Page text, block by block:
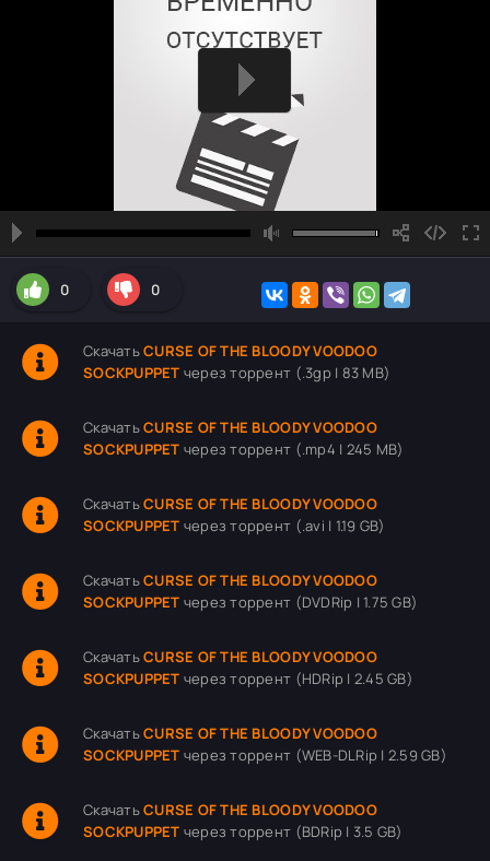
0 0
СкачатьCURSE OF THE BLOODY VOODOO
SOCKPUPPET через торрент (.3gp | 83 MB)
СкачатьCURSE OF THE BLOODY VOODOO
SOCKPUPPET через торрент (.mp4 | 245 MB)
СкачатьCURSE OF THE BLOODY VOODOO
SOCKPUPPET через торрент (.avi | 1.19 GB)
СкачатьCURSE OF THE BLOODY VOODOO
SOCKPUPPET через торрент (DVDRip | 1.75 GB)
СкачатьCURSE OF THE BLOODY VOODOO
SOCKPUPPET через торрент (HDRip | 2.45 GB)
СкачатьCURSE OF THE BLOODY VOODOO
SOCKPUPPET через торрент (WEB-DLRip | 2.59 GB)
СкачатьCURSE OF THE BLOODY VOODOO
SOCKPUPPET через торрент (BDRip | 3.5 GB)